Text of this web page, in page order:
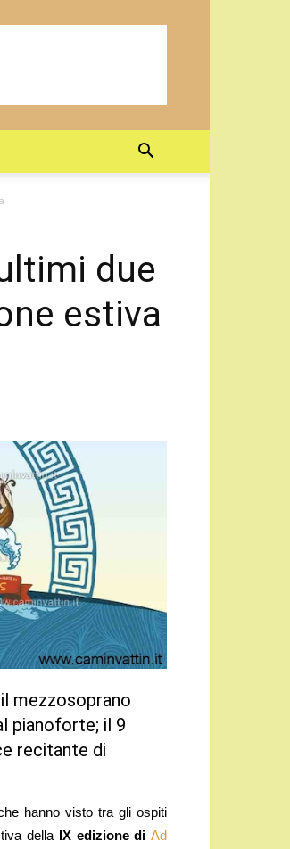
due
estiva
mezzosoprano
pianoforte; il 9
recitante di
hanno visto tra gli ospiti
della IX edizione di Ad